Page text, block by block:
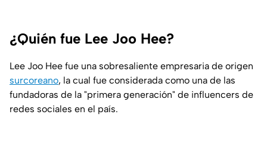
¿Quién fue Lee Joo Hee?
Lee Joo Hee fue una sobresaliente empresaria de origen
surcoreano, la cual fue considerada como una de las
fundadoras de la "primera generación" de influencers de
redes sociales en el país.